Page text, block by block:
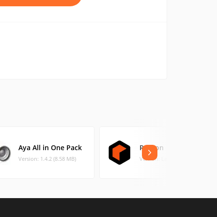
Aya All in One Pack
Version: 1.4.2 (8.58 MB)
Reason
Version: Latest